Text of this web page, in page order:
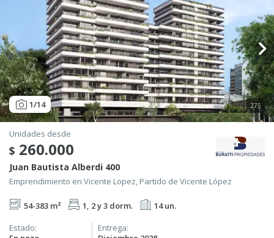
1/14 275
Unidades desde
$ 260.000
Juan Bautista Alberdi 400
Emprendimiento en Vicente Lopez, Partido de Vicente López
54-383 m² 1, 2 y 3 dorm.
14 un.
Estado:
Entrega: